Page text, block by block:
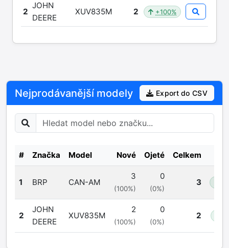
2
JOHN
DEERE
XUV835M 2 +100%
Nejprodávanější modely Export do CSV
# Značka Model Nové Ojeté Celkem
1 BRP CAN-AM
3
(100%)
0
(0%)
3
2
JOHN
DEERE
XUV835M
2
(100%)
0
(0%)
2